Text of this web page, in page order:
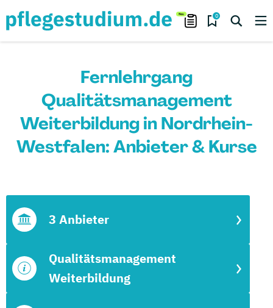
0
Fernlehrgang
Qualitätsmanagement
Weiterbildung in Nordrhein-
Westfalen: Anbieter & Kurse
Qualitätsmanagement
Weiterbildung
3 Anbieter